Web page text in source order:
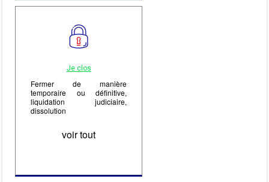
Je clos
Fermer de manière
temporaire ou définitive,
liquidation judiciaire,
dissolution
voir tout